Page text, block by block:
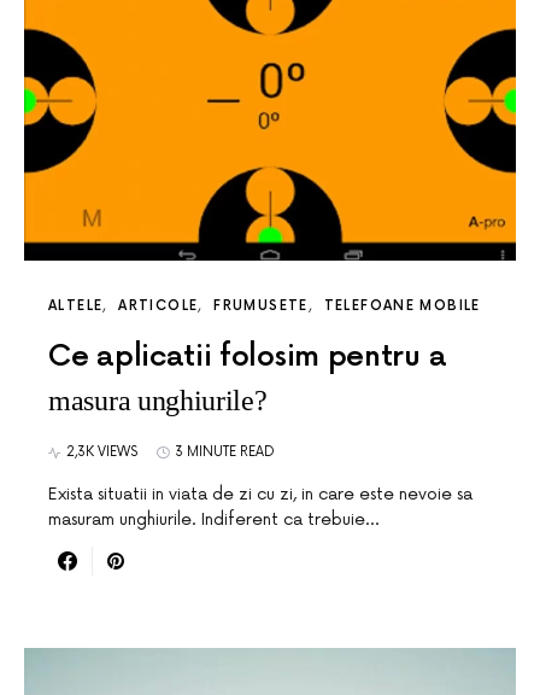
ALTELE ARTICOLE FRUMUSETE TELEFOANE MOBILE
Ce aplicatii folosim pentru a
masura unghiurile?
2,3K VIEWS 3 MINUTE READ
Exista situatii in viata de zi cu zi, in care este nevoie sa
masuram unghiurile. Indiferent ca trebuie…